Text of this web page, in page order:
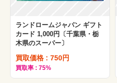
ランドロームジャパン ギフト
カード 1,000円〔千葉県・栃
木県のスーパー〕
買取価格 : 750円
買取率 : 75%